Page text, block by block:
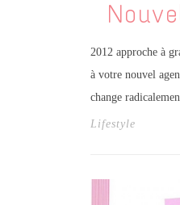
2012 approche à
à votre nouvel
change
Lifestyle